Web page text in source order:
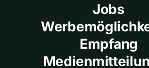
Jobs
Empfang